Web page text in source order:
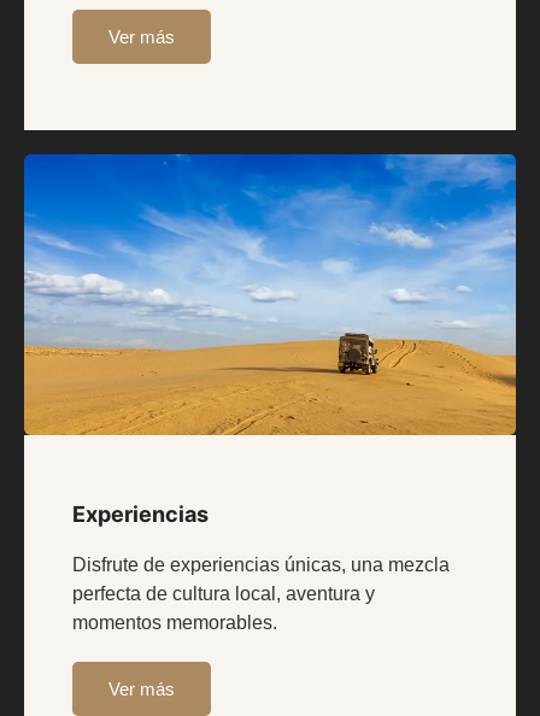
Ver más
Experiencias
Disfrute de experiencias únicas, una mezcla
perfecta de cultura local, aventura y
momentos memorables.
Ver más